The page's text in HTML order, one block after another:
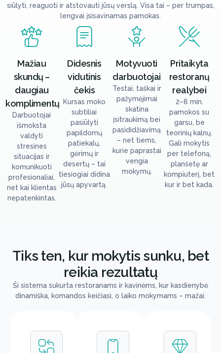
siūlyti, reaguoti ir atstovauti jūsų verslą. Visa tai – per trumpas,
lengvai įsisavinamas pamokas.
Mažiau
skundų –
daugiau
komplimentų
Darbuotojai
išmoksta
valdyti
stresines
situacijas ir
komunikuoti
profesionaliai,
net kai klientas
nepatenkintas.
Didesnis
vidutinis
čekis
Kursas moko
subtiliai
pasiūlyti
papildomų
patiekalų,
gėrimų ir
desertų – tai
tiesiogiai didina
jūsų apyvartą.
Motyvuoti
darbuotojai
Testai, taškai ir
pažymėjimai
skatina
įsitraukimą bei
pasididžiavimą
– net tiems,
kurie paprastai
vengia
mokymų.
Pritaikyta
restoranų
realybei
2–8 min.
pamokos su
garsu, be
teorinių kalnų.
Gali mokytis
per telefoną,
planšetę ar
kompiuterį, bet
kur ir bet kada.
Tiks ten, kur mokytis sunku, bet
reikia rezultatų
Ši sistema sukurta restoranams ir kavinėms, kur kasdienybė
dinamiška, komandos keičiasi, o laiko mokymams – mažai.